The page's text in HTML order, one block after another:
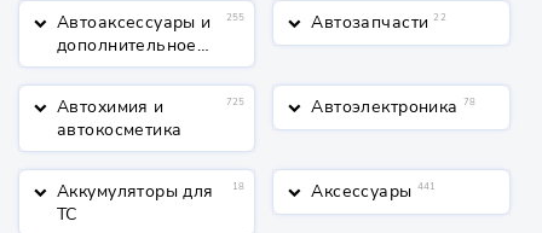
keyboard_arrow_down Автоаксессуары и
дополнительное
оборудование
255 keyboard_arrow_down Автозапчасти 22
keyboard_arrow_down Автохимия и
автокосметика
725 keyboard_arrow_down Автоэлектроника 78
keyboard_arrow_down Аккумуляторы для
ТС
18 keyboard_arrow_down Аксессуары 441